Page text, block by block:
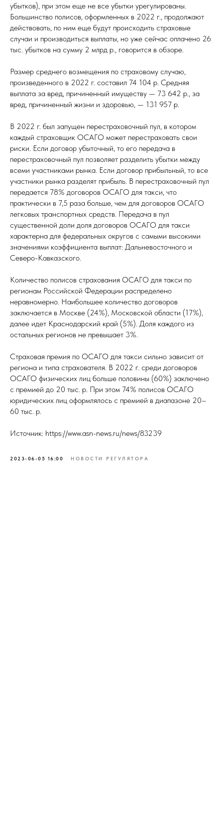
убытков), при этом еще не все убытки урегулированы.
Большинство полисов, оформленных в 2022 г., продолжают
действовать, по ним еще будут происходить страховые
случаи и производиться выплаты, но уже сейчас оплачено 26
тыс. убытков на сумму 2 млрд р., говорится в обзоре.
Размер среднего возмещения по страховому случаю,
произведенного в 2022 г. составил 74 104 р. Средняя
выплата за вред, причиненный имуществу — 73 642 р., за
вред, причиненный жизни и здоровью, — 131 957 р.
В 2022 г. был запущен перестраховочный пул, в котором
каждый страховщик ОСАГО может перестраховать свои
риски. Если договор убыточный, то его передача в
перестраховочный пул позволяет разделить убытки между
всеми участниками рынка. Если договор прибыльный, то все
участники рынка разделят прибыль. В перестраховочный пул
передается 78% договоров ОСАГО для такси, что
практически в 7,5 раза больше, чем для договоров ОСАГО
легковых транспортных средств. Передача в пул
существенной доли доля договоров ОСАГО для такси
характерна для федеральных округов с самыми высокими
значениями коэффициента выплат: Дальневосточного и
Северо-Кавказского.
Количество полисов страхования ОСАГО для такси по
регионам Российской Федерации распределено
неравномерно. Наибольшее количество договоров
заключается в Москве (24%), Московской области (17%),
далее идет Краснодарский край (5%). Доля каждого из
остальных регионов не превышает 3%.
Страховая премия по ОСАГО для такси сильно зависит от
региона и типа страхователя. В 2022 г. среди договоров
ОСАГО физических лиц больше половины (60%) заключено
с премией до 20 тыс. р. При этом 74% полисов ОСАГО
юридических лиц оформлялось с премией в диапазоне 20–
60 тыс. р.
Источник: https://www.asn-news.ru/news/83239
2023-06-05 16:00 НОВОСТИ РЕГУЛЯТОРА